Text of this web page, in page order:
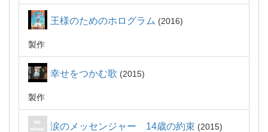
王様のためのホログラム 2016
製作
幸せをつかむ歌 2015
製作
涙のメッセンジャー 14歳の約束 2015